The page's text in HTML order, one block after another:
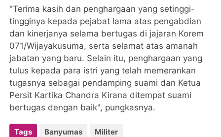
"Terima kasih dan penghargaan yang setinggi-
tingginya kepada pejabat lama atas pengabdian
dan kinerjanya selama bertugas di jajaran Korem
071/Wijayakusuma, serta selamat atas amanah
jabatan yang baru. Selain itu, penghargaan yang
tulus kepada para istri yang telah memerankan
tugasnya sebagai pendamping suami dan Ketua
Persit Kartika Chandra Kirana ditempat suami
bertugas dengan baik", pungkasnya.
Tags Banyumas Militer